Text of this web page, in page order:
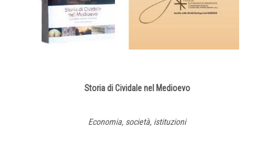
Storia di Cividale nel Medioevo
Economia, società, istituzioni